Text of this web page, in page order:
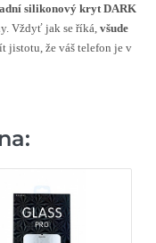
silikonový kryt DARK
Vždyť jak se říká, všude
jistotu, že váš telefon je v